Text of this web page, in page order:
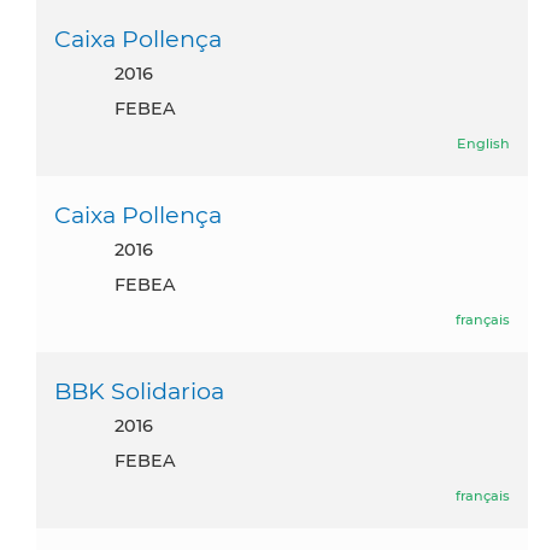
Caixa Pollença
2016
FEBEA
English
Caixa Pollença
2016
FEBEA
français
BBK Solidarioa
2016
FEBEA
français